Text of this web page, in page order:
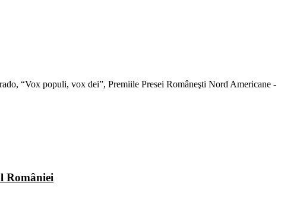
“Vox populi, vox dei”, Premiile Presei Româneşti Nord Americane -
României